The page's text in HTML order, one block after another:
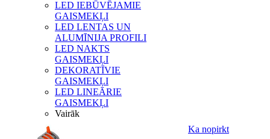
LED IEBŪVĒJAMIE
GAISMEKĻI
LED LENTAS UN
ALUMĪNIJA PROFILI
LED NAKTS
GAISMEKĻI
DEKORATĪVIE
GAISMEKĻI
LED LINEĀRIE
GAISMEKĻI
Vairāk
Ka nopirkt